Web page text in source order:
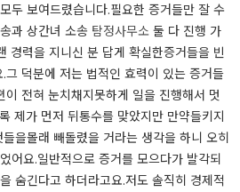
두 보여드렸습니다.​필요한 증거들만 잘 수
과 상간녀 소송 탐정사무소 둘 다 진행 가
경력을 지니신 분 답게 확실한​증거들을 빈
그 덕분에 저는 법적인 효력이 있는 증거들
전혀 눈치채지​못하게 일을 진행해서 멋
제가 먼저 뒤통수를 맞았지만 만약​들키지
을​몰래 빼돌렸을 거라는 생각을 하니 오히
어요.​일반적으로 증거를 모으다가 발각되
숨긴다고 하더라고요.​저도 솔직히 경제적